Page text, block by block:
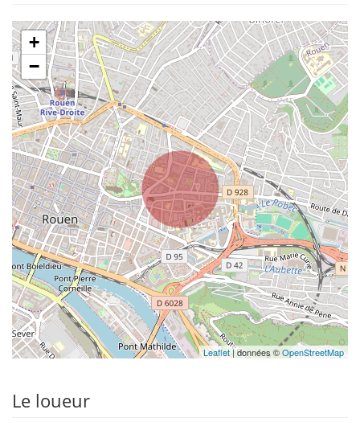
+
−
Leaflet| données ©OpenStreetMap
Le loueur